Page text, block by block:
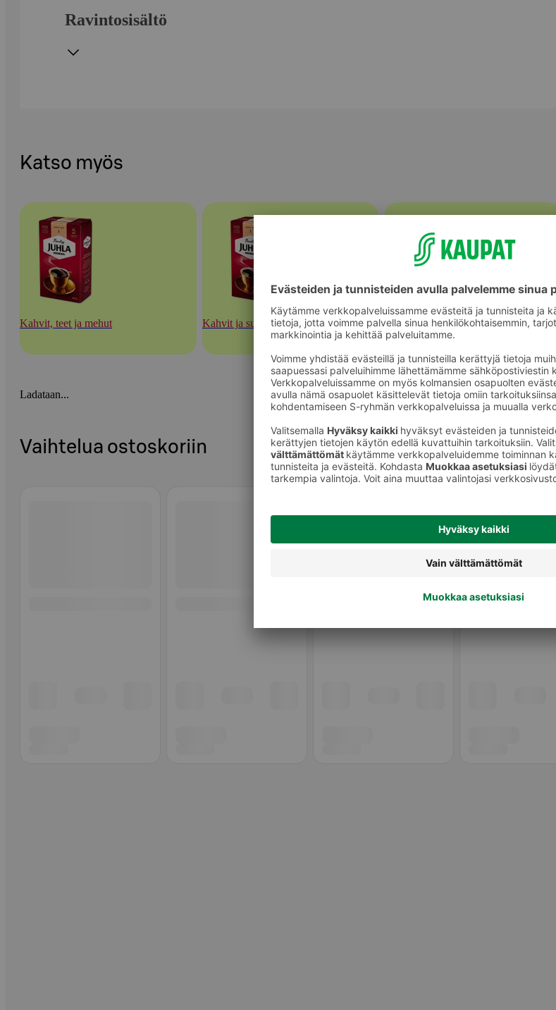
Ravintosisältö
Katso myös
Kahvit, teet ja mehut Kahvit ja suodatinpaperit Vaaleapaahtoiset kahvipavut
Ladataan...
Vaihtelua ostoskoriin